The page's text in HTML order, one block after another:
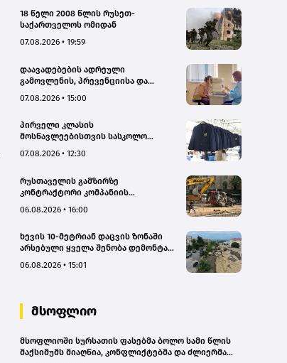
18 წელი 2008 წლის რუსეთ-
საქართველოს ომიდან
07.08.2026 • 19:59
დაავადებების ადრეული
გამოვლენის, პრევენციისა და
მომსახურებაზე ხელმისაწვდომობის
დედოფლისწყაროში, სამედიცინო
სკრინინგი გაიმართა – ჯანდაცვის
სამინისტრო
07.08.2026 • 15:00
პირველი კლასის
მოსწავლეებისთვის სასკოლო
სექტემბრის პერიოდში
07.08.2026 • 12:30
რუსთაველის გამზირზე
კონტრაქტორი კომპანიის
ახლოს იმოძრავა, რამაც ნიადაგის
გამოიწვია, გადაბრუნდა
ავტომანქანა - თვითმცლელში
იმყოფებოდა მცირეწლოვანი ბავშვი
06.08.2026 • 16:00
ხევის 10-მეტრიან დაცვის ზონაში
არსებული ყველა შენობა დემონტაჟს
06.08.2026 • 15:01
მსოფლიო
მსოფლიოში სურსათის ფასებმა ბოლო სამი წლის
მაქსიმუმს მიაღწია, კონფლიქტებმა და ძლიერმა